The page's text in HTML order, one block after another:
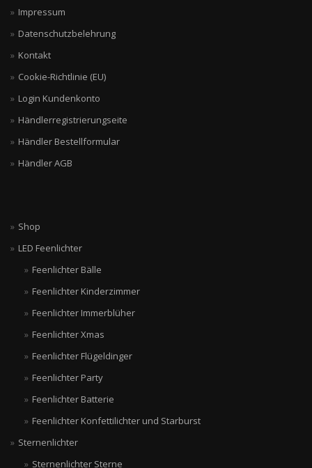
Impressum
Datenschutzbelehrung
Kontakt
Cookie-Richtlinie (EU)
Login Kundenkonto
Händlerregistrierungseite
Händler Bestellformular
Händler AGB
Shop
LED Feenlichter
Feenlichter Bälle
Feenlichter Kinderzimmer
Feenlichter Immerblüher
Feenlichter Xmas
Feenlichter Flügeldinger
Feenlichter Party
Feenlichter Batterie
Feenlichter Konfettilichter und Starburst
Sternenlichter
Sternenlichter Sterne